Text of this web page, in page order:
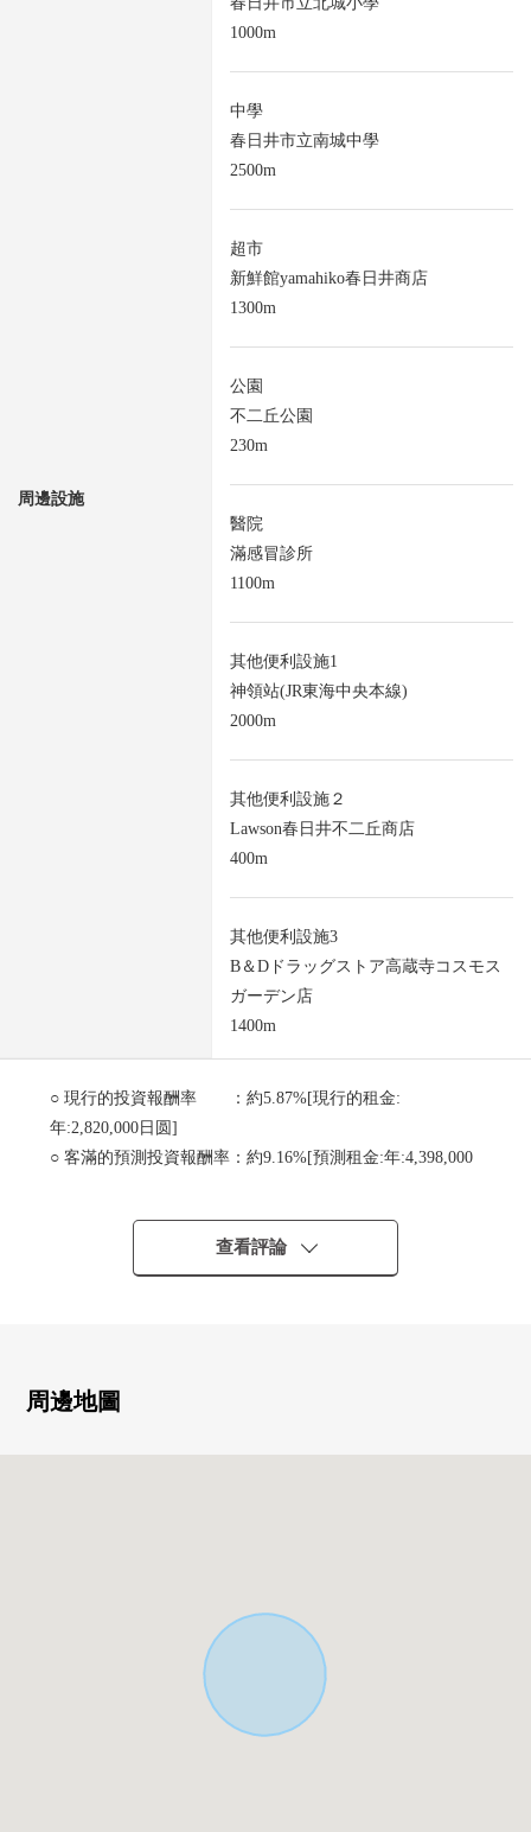
周邊設施
1000m
中學
春日井市立南城中學
2500m
超市
新鮮館yamahiko春日井商店
1300m
公園
不二丘公園
230m
醫院
滿感冒診所
1100m
其他便利設施1
神領站(JR東海中央本線)
2000m
其他便利設施２
Lawson春日井不二丘商店
400m
其他便利設施3
B＆Dドラッグストア高蔵寺コスモス
ガーデン店
1400m
○ 現行的投資報酬率 ：約5.87%[現行的租金:
年:2,820,000日圆]
○ 客滿的預測投資報酬率：約9.16%[預測租金:年:4,398,000
7戶總戶數9戶/生產數(調查日:2026年5月15日當時)
停車台數：2台/生產台數：0(調查日:2026年5月15日當
持該物件的課稅金和其他支出費用算出。另外，不是保證
查看評論
周邊地圖